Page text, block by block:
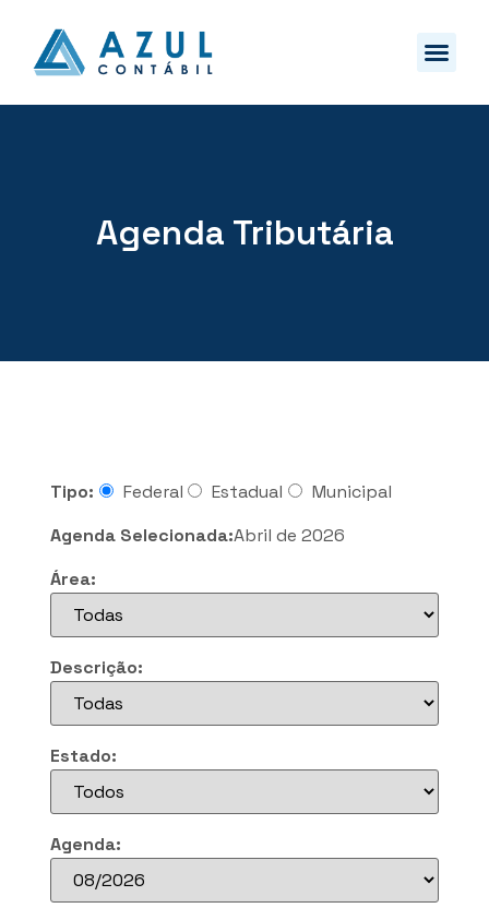
Agenda Tributária
Tipo: Federal Estadual
Municipal
Agenda Selecionada:Abril de 2026
Área:
Descrição:
Estado:
Agenda: